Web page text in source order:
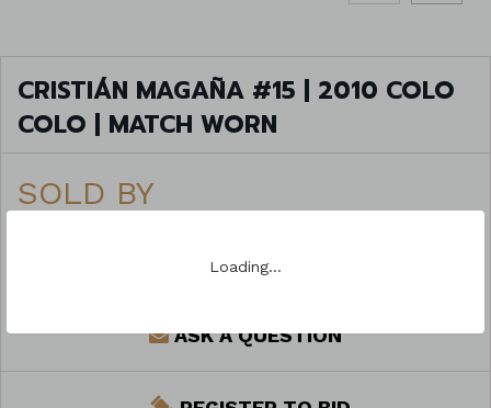
Loading…
CRISTIÁN MAGAÑA #15 | 2010 COLO
COLO | MATCH WORN
SOLD BY
ASK A QUESTION